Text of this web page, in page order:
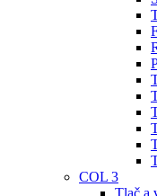
COL 3
Tlač a